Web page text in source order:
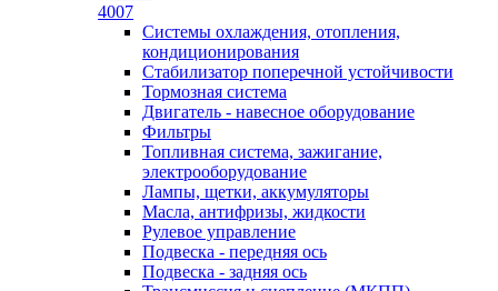
4007
Системы охлаждения, отопления,
кондиционирования
Стабилизатор поперечной устойчивости
Тормозная система
Двигатель - навесное оборудование
Фильтры
Топливная система, зажигание,
электрооборудование
Лампы, щетки, аккумуляторы
Масла, антифризы, жидкости
Рулевое управление
Подвеска - передняя ось
Подвеска - задняя ось